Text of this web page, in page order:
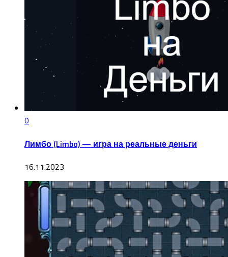
0
Лимбо (Limbo) — игра на реальные деньги
16.11.2023